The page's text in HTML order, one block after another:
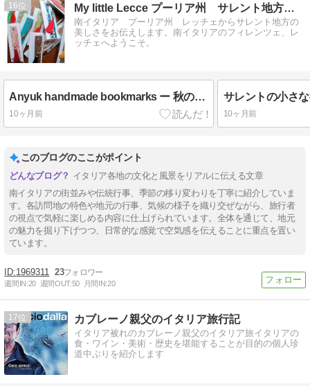
16 My little Lecce プーリア州 サレント地方から
南イタリア プーリア州 レッチェからサレント地方の
美しさをお伝えします。南イタリアのフィレンツェ、レ
ッチェへようこそ。
Anyuk handmade bookmarks ー 秋の夜長の読書のお供に ー
10ヶ月前 10ヶ月前
このブログのここがポイント
イタリア各地の文化と風景をリアルに伝える文章
南イタリアの街並みや伝統行事、季節の移り変わりを丁寧に紹介していま
す。各訪問地の特色や地元の行事、気候の様子を織り交ぜながら、旅行者
の視点で気軽に楽しめる内容に仕上げられています。全体を通じて、地元
の魅力を掘り下げつつ、日常的な感覚で空気感を伝えることに重点を置い
ています。
1969311 23
週間IN:20 週間OUT:50 月間IN:20
17 カブレーノ親父のイタリア旅行記
イタリア被れのカブレーノ親父のイタリア旅イタリアの
食・ワイン・美術・歴史を堪能することが目的の個人珍
道中ぶりを紹介します